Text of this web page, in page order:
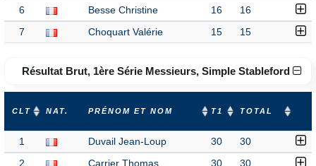
6 Besse Christine 16 16
7 Choquart Valérie 15 15
Résultat Brut, 1ère Série Messieurs, Simple Stableford
CLT NAT. PRÉNOM ET NOM T1 TOTAL
1 Duvail Jean-Loup 30 30
2 Carrier Thomas 30 30